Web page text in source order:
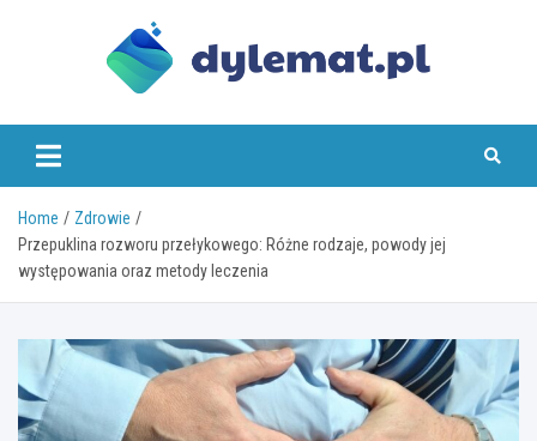
dylemat.pl
Home
Zdrowie
Przepuklina rozworu przełykowego: Różne rodzaje, powody jej
występowania oraz metody leczenia